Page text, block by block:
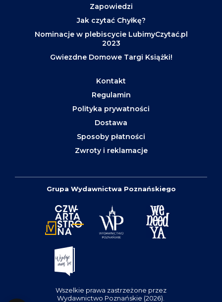
Zapowiedzi
Jak czytać Chyłkę?
Nominacje w plebiscycie LubimyCzytać.pl
2023
Gwiezdne Domowe Targi Książki!
Kontakt
Regulamin
Polityka prywatności
Dostawa
Sposoby płatności
Zwroty i reklamacje
Grupa Wydawnictwa Poznańskiego
Wszelkie prawa zastrzeżone przez
Wydawnictwo Poznańskie (2026).